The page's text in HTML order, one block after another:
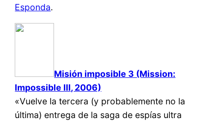
Esponda.
Misión imposible 3 (Mission:
Impossible III, 2006)
«Vuelve la tercera (y probablemente no la
última) entrega de la saga de espías ultra